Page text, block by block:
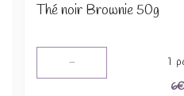
Thé noir Brownie 50g
- 1
6€